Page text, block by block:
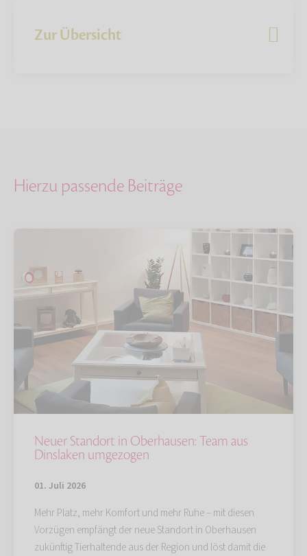
Zur Übersicht
Hierzu passende Beiträge
Neuer Standort in Oberhausen: Team aus
Dinslaken umgezogen
01. Juli 2026
Mehr Platz, mehr Komfort und mehr Ruhe – mit diesen
Vorzügen empfängt der neue Standort in Oberhausen
zukünftig Tierhaltende aus der Region und löst damit die